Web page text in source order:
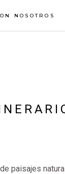
NOSOTROS
paisajes